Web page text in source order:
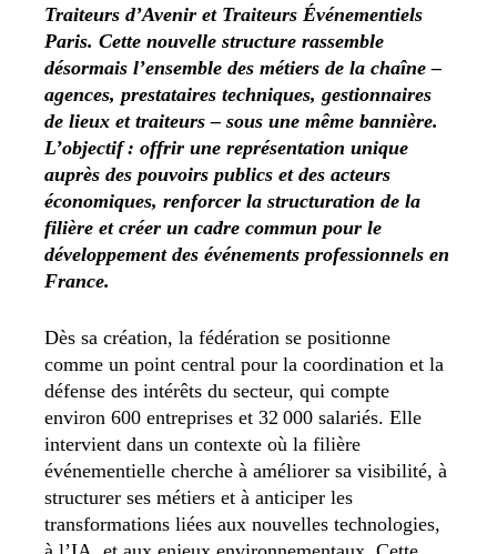
Traiteurs d’Avenir et Traiteurs Événementiels
Paris. Cette nouvelle structure rassemble
désormais l’ensemble des métiers de la chaîne –
agences, prestataires techniques, gestionnaires
de lieux et traiteurs – sous une même bannière.
L’objectif : offrir une représentation unique
auprès des pouvoirs publics et des acteurs
économiques, renforcer la structuration de la
filière et créer un cadre commun pour le
développement des événements professionnels en
France.
Dès sa création, la fédération se positionne
comme un point central pour la coordination et la
défense des intérêts du secteur, qui compte
environ 600 entreprises et 32 000 salariés. Elle
intervient dans un contexte où la filière
événementielle cherche à améliorer sa visibilité, à
structurer ses métiers et à anticiper les
transformations liées aux nouvelles technologies,